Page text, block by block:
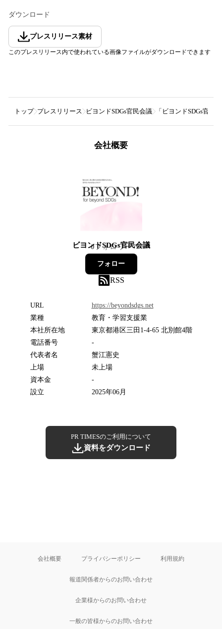
ダウンロード
プレスリリース素材
このプレスリリース内で使われている画像ファイルがダウンロードできます
トップ プレスリリース ビヨンドSDGs官民会議 「ビヨンドSDGs官
会社概要
ビヨンドSDGs官民会議
0フォロワー
フォロー
RSS
URL
https://beyondsdgs.net
業種
教育・学習支援業
本社所在地
東京都港区三田1-4-65 北別館4階
電話番号
-
代表者名
蟹江憲史
上場
未上場
資本金
-
設立
2025年06月
PR TIMESのご利用について
資料をダウンロード
会社概要 プライバシーポリシー 利用規約
報道関係者からのお問い合わせ
企業様からのお問い合わせ
一般の皆様からのお問い合わせ